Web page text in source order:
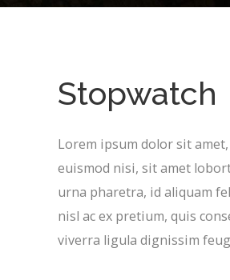
Stopwatch
Lorem ipsum dolor sit
euismod nisi, sit amet
urna pharetra, id aliquam
nisl ac ex pretium, quis
viverra ligula dignissim